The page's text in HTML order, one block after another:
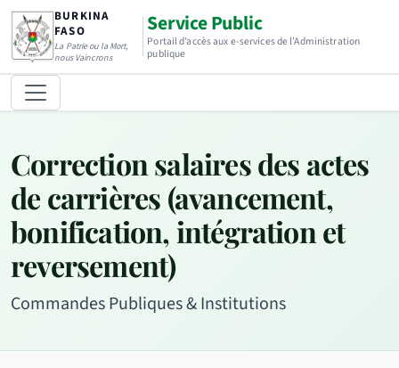
BURKINA
FASO
La Patrie ou la Mort,
nous Vaincrons
Service Public
Portail d’accès aux e-services de l’Administration
publique
Correction salaires des actes
de carrières (avancement,
bonification, intégration et
reversement)
Commandes Publiques & Institutions